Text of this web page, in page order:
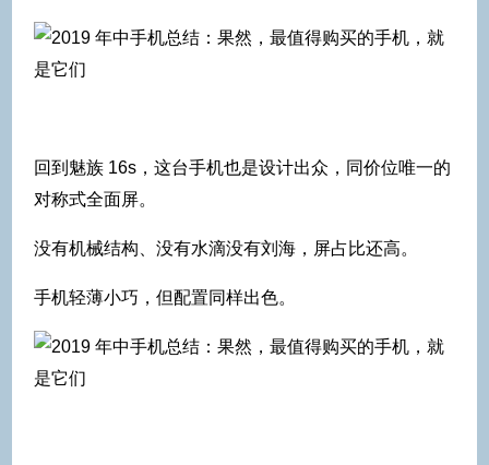
回到魅族 16s，这台手机也是设计出众，同价位唯一的
对称式全面屏。
没有机械结构、没有水滴没有刘海，屏占比还高。
手机轻薄小巧，但配置同样出色。